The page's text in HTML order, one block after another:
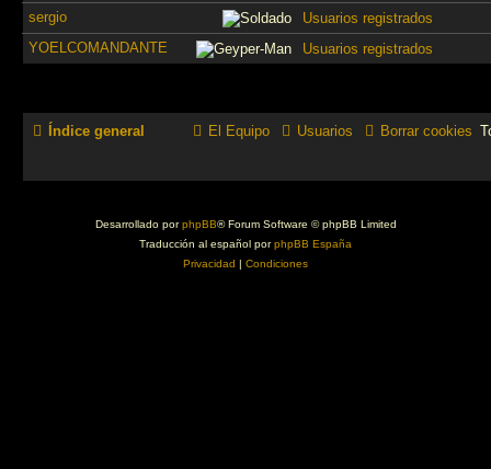
sergio
Usuarios registrados
YOELCOMANDANTE
Usuarios registrados
Índice general Borrar cookies
Usuarios
El Equipo
Desarrollado porphpBB® Forum Software © phpBB Limited
Traducción al español porphpBB España
Privacidad | Condiciones